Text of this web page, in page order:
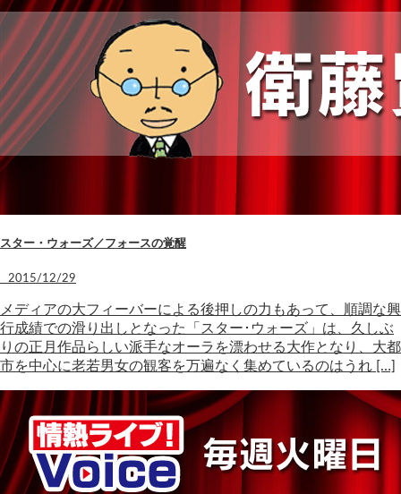
スター・ウォーズ／フォースの覚醒
2015/12/29
メディアの大フィーバーによる後押しの力もあって、順調な興
行成績での滑り出しとなった「スター･ウォーズ」は、久しぶ
りの正月作品らしい派手なオーラを漂わせる大作となり、大都
市を中心に老若男女の観客を万遍なく集めているのはうれ […]